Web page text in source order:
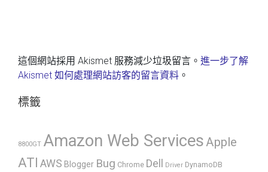
這個網站採用 Akismet 服務減少垃圾留言。 進一步了解
Akismet 如何處理網站訪客的留言資料 。
標籤
8800GT Amazon Web Services Apple
ATI AWS Blogger Bug Chrome Dell Driver DynamoDB